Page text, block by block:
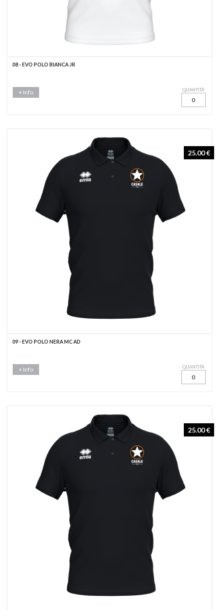
08 - EVO POLO BIANCA JR
+ Info QUANTITÀ
25.00 €
09 - EVO POLO NERA MC AD
+ Info QUANTITÀ
25.00 €